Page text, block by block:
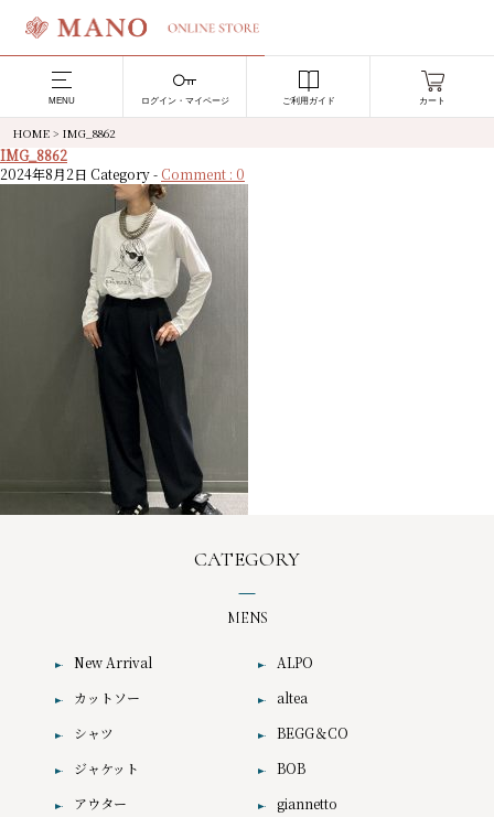
MENU ログイン・マイページ ご利用ガイド カート
HOME > IMG_8862
IMG_8862
2024年8月2日 Category - Comment : 0
CATEGORY
MENS
New Arrival
カットソー
シャツ
ジャケット
アウター
ALPO
altea
BEGG＆CO
BOB
giannetto